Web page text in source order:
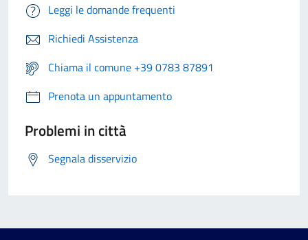
Leggi le domande frequenti
Richiedi Assistenza
Chiama il comune +39 0783 87891
Prenota un appuntamento
Problemi in città
Segnala disservizio